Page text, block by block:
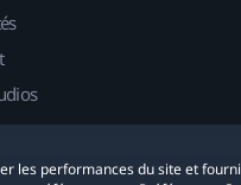
les performances du site et